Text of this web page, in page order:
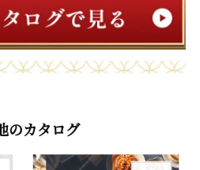
のカタログ